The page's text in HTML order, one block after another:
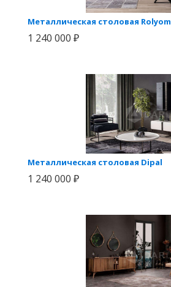
Металлическая столовая Rolyom
1 240 000 ₽
Металлическая столовая Dipal
1 240 000 ₽